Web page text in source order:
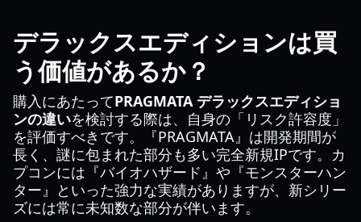
デラックスエディションは買
う価値があるか？
購入にあたってPRAGMATA デラックスエディショ
ンの違いを検討する際は、自身の「リスク許容度」
を評価すべきです。『PRAGMATA』は開発期間が
長く、謎に包まれた部分も多い完全新規IPです。カ
プコンには『バイオハザード』や『モンスターハン
ター』といった強力な実績がありますが、新シリー
ズには常に未知数な部分が伴います。